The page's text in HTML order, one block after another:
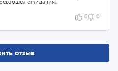
ожидания!
0 0
отзыв